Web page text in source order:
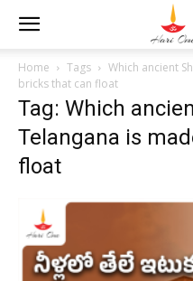
Home Tags
Which ancient
bricks that can float
Tag: Which
Telangana is
float